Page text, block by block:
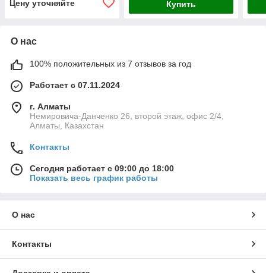
Цену уточняйте Купить
О нас
100% положительных из 7 отзывов за год
Работает с 07.11.2024
г. Алматы
Немировича-Данченко 26, второй этаж, офис 2/4,
Алматы, Казахстан
Контакты
Сегодня работает с 09:00 до 18:00
Показать весь график работы
О нас
Контакты